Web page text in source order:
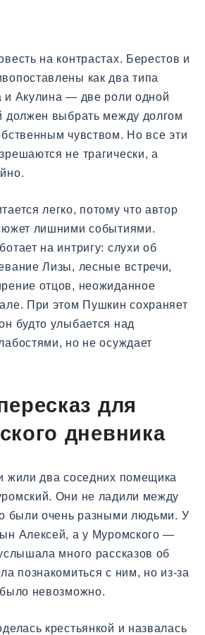
на контрастах. Берестов и
как два типа
и Акулина — две роли одной
должен выбрать между долгом
чувством. Но все эти
не трагически, а
легко, потому что автор
лишними событиями.
на интригу: слухи об
Лизы, лесные встречи,
отцов, неожиданное
При этом Пушкин сохраняет
будто улыбается над
но не осуждает
для
дневника
жили два соседних помещика
Они не ладили между
были очень разными людьми. У
Алексей, а у Муромского —
много рассказов об
познакомиться с ним, но из-за
невозможно.
крестьянкой и назвалась